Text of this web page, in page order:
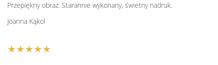
Przepiękny obraz. Starannie wykonany, świetny nadruk.
Joanna Kąkol
★★★★★